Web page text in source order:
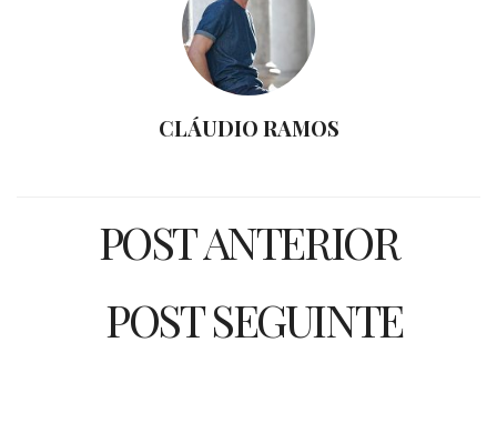
CLÁUDIO RAMOS
POST ANTERIOR
POST SEGUINTE